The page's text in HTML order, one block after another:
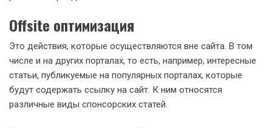
Offsite оптимизация
Это действия, которые осуществляются вне сайта. В том
числе и на других порталах, то есть, например, интересные
статьи, публикуемые на популярных порталах, которые
будут содержать ссылку на сайт. К ним относятся
различные виды спонсорских статей.